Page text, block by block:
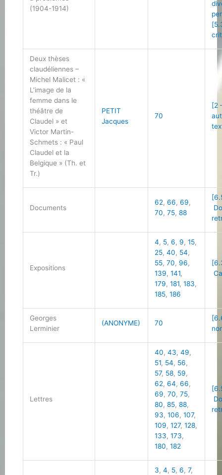
(1904-1914)
Deux thèses
claudéliennes –
Michel Malicet : «
L’image de la
femme dans le
théâtre de
Claudel » et
Victor Martin-
Schmets : « Paul
Claudel et la
Belgique » (Th. et
Tr.)
PETIT
Jacques
70
[2
Documents
62,66,69,
70,75,88
Expositions
4, 5,6, 9,15,
25,40, 54,
55,70, 96,
139,141,
179,181,183,
185,186
Georges
Lerminier
(ANONYME) 70
Lettres
40,43,49,
51, 54, 56,
57, 58, 59,
62,64,66,
69,70,75,
80,85,88,
93,106,107,
109,127,128,
133,173,
180,182
3,4, 5,6,7,